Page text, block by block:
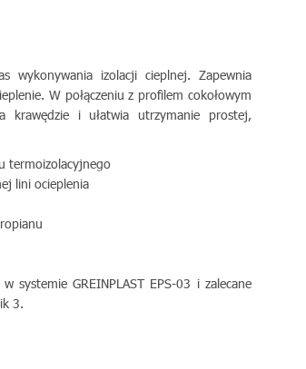
wykonywania izolacji cieplnej. Zapewnia
W połączeniu z profilem cokołowym
krawędzie i ułatwia utrzymanie prostej,
termoizolacyjnego
lini ocieplenia
systemie GREINPLAST EPS-03 i zalecane
3.